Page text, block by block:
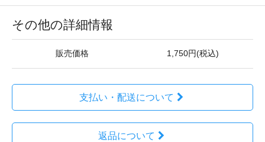
その他の詳細情報
販売価格 1,750円(税込)
支払い・配送について
返品について